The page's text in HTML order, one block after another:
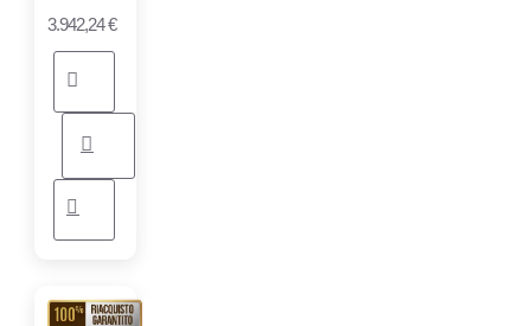
3.942,24 €
RIACQUISTO